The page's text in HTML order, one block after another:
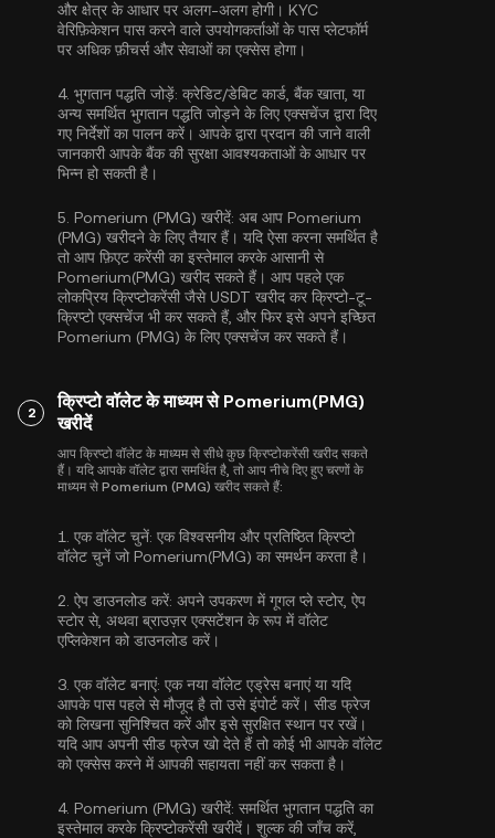
और क्षेत्र के आधार पर अलग-अलग होगी। KYC
वेरिफ़िकेशन पास करने वाले उपयोगकर्ताओं के पास प्लेटफॉर्म
पर अधिक फ़ीचर्स और सेवाओं का एक्सेस होगा।
4. भुगतान पद्धति जोड़ें: क्रेडिट/डेबिट कार्ड, बैंक खाता, या
अन्य समर्थित भुगतान पद्धति जोड़ने के लिए एक्सचेंज द्वारा दिए
गए निर्देशों का पालन करें। आपके द्वारा प्रदान की जाने वाली
जानकारी आपके बैंक की सुरक्षा आवश्यकताओं के आधार पर
भिन्न हो सकती है।
5. Pomerium (PMG) खरीदें: अब आप Pomerium
(PMG) खरीदने के लिए तैयार हैं। यदि ऐसा करना समर्थित है
तो आप फ़िएट करेंसी का इस्तेमाल करके आसानी से
Pomerium(PMG) खरीद सकते हैं। आप पहले एक
लोकप्रिय क्रिप्टोकरेंसी जैसेUSDT खरीद कर क्रिप्टो-टू-
क्रिप्टो एक्सचेंज भी कर सकते हैं, और फिर इसे अपने इच्छित
Pomerium (PMG) के लिए एक्सचेंज कर सकते हैं।
2
क्रिप्टो वॉलेट के माध्यम से Pomerium(PMG)
खरीदें
आप क्रिप्टो वॉलेट के माध्यम से सीधे कुछ क्रिप्टोकरेंसी खरीद सकते
हैं। यदि आपके वॉलेट द्वारा समर्थित है, तो आप नीचे दिए हुए चरणों के
माध्यम से Pomerium (PMG) खरीद सकते हैं:
1. एक वॉलेट चुनें: एक विश्वसनीय और प्रतिष्ठित क्रिप्टो
वॉलेट चुनें जो Pomerium(PMG) का समर्थन करता है।
2. ऐप डाउनलोड करें: अपने उपकरण में गूगल प्ले स्टोर, ऐप
स्टोर से, अथवा ब्राउज़र एक्सटेंशन के रूप में वॉलेट
एप्लिकेशन को डाउनलोड करें।
3. एक वॉलेट बनाएं: एक नया वॉलेट एड्रेस बनाएं या यदि
आपके पास पहले से मौजूद है तो उसे इंपोर्ट करें। सीड फ्रेज
को लिखना सुनिश्चित करें और इसे सुरक्षित स्थान पर रखें।
यदि आप अपनी सीड फ्रेज खो देते हैं तो कोई भी आपके वॉलेट
को एक्सेस करने में आपकी सहायता नहीं कर सकता है।
4. Pomerium (PMG) खरीदें: समर्थित भुगतान पद्धति का
इस्तेमाल करके क्रिप्टोकरेंसी खरीदें। शुल्क की जाँच करें,